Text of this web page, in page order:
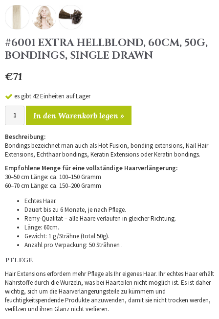
#6001 EXTRA HELLBLOND, 60CM, 50G,
BONDINGS, SINGLE DRAWN
€71
es gibt 42 Einheiten auf Lager
In den Warenkorb legen »
Beschreibung:
Bondings bezeichnet man auch als Hot Fusion, bonding extensions, Nail Hair
Extensions, Echthaar bondings, Keratin Extensions oder Keratin bondings.
Empfohlene Menge für eine vollständige Haarverlängerung:
30–50 cm Länge: ca. 100–150 Gramm
60–70 cm Länge: ca. 150–200 Gramm
Echtes Haar.
Dauert bis zu 6 Monate, je nach Pflege.
Remy-Qualität – alle Haare verlaufen in gleicher Richtung.
Länge: 60cm.
Gewicht: 1 g/Strähne (total 50g).
Anzahl pro Verpackung: 50 Strähnen .
PFLEGE
Hair Extensions erfordern mehr Pflege als Ihr eigenes Haar. Ihr echtes Haar erhält
Nährstoffe durch die Wurzeln, was bei Haarteilen nicht möglich ist. Es ist daher
wichtig, sich um die Haarverlängerungsteile zu kümmern und
feuchtigkeitspendende Produkte anzuwenden, damit sie nicht trocken werden,
verfilzen und ihren Glanz nicht verlieren.